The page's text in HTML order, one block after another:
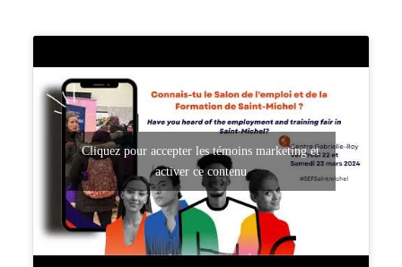
Cliquez pour accepter les témoins marketing et
activer ce contenu